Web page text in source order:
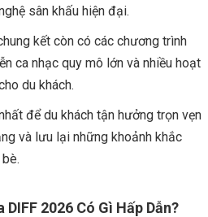
sân khấu hiện đại.
kết còn có các chương trình
ca nhạc quy mô lớn và nhiều hoạt
du khách.
để du khách tận hưởng trọn vẹn
và lưu lại những khoảnh khắc
2026 Có Gì Hấp Dẫn?